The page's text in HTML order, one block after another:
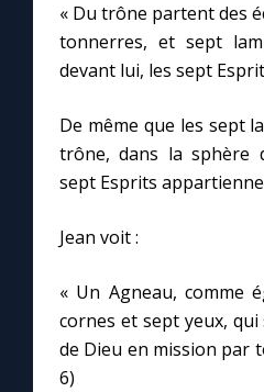
Une Minute avec Marie
À la une
Chapelet pour le monde
Contact
« Du trône partent des
tonnerres, et sept
devant lui, les sept
De même que les sept
trône, dans la sphère
sept Esprits
Jean voit :
« Un Agneau, comme
cornes et sept yeux,
de Dieu en mission par
6)